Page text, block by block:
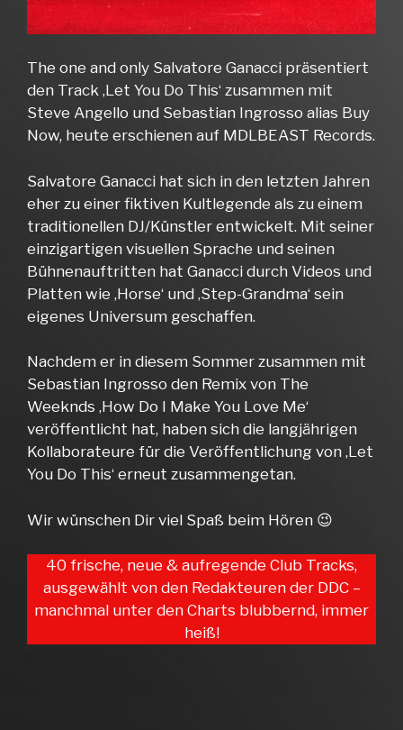
The one and only Salvatore Ganacci präsentiert
den Track ‚Let You Do This‘ zusammen mit
Steve Angello und Sebastian Ingrosso alias Buy
Now, heute erschienen auf MDLBEAST Records.
Salvatore Ganacci hat sich in den letzten Jahren
eher zu einer fiktiven Kultlegende als zu einem
traditionellen DJ/Künstler entwickelt. Mit seiner
einzigartigen visuellen Sprache und seinen
Bühnenauftritten hat Ganacci durch Videos und
Platten wie ‚Horse‘ und ‚Step-Grandma‘ sein
eigenes Universum geschaffen.
Nachdem er in diesem Sommer zusammen mit
Sebastian Ingrosso den Remix von The
Weeknds ‚How Do I Make You Love Me‘
veröffentlicht hat, haben sich die langjährigen
Kollaborateure für die Veröffentlichung von ‚Let
You Do This‘ erneut zusammengetan.
Wir wünschen Dir viel Spaß beim Hören 😉
40 frische, neue & aufregende Club Tracks,
ausgewählt von den Redakteuren der DDC –
manchmal unter den Charts blubbernd, immer
heiß!